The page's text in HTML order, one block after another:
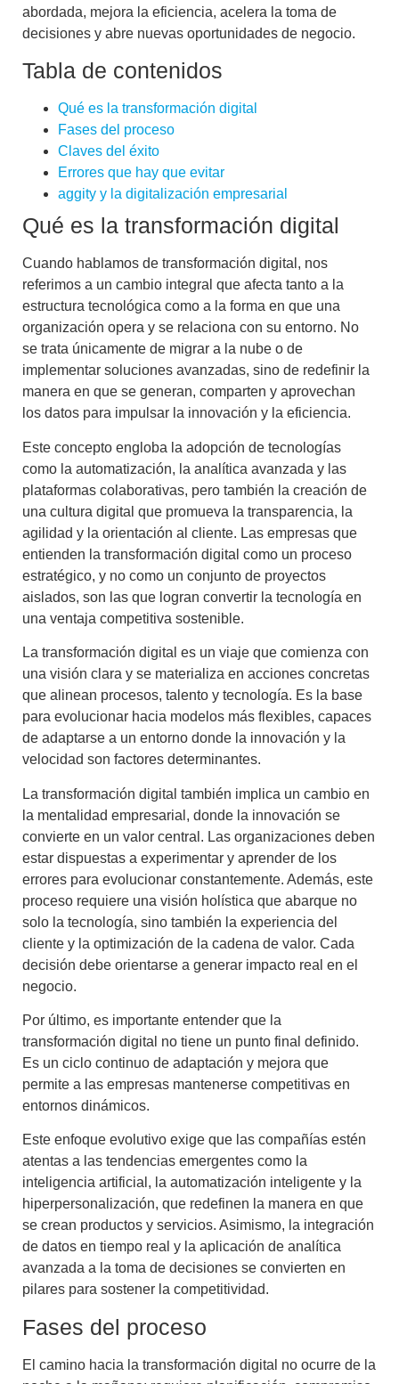
abordada, mejora la eficiencia, acelera la toma de
decisiones y abre nuevas oportunidades de negocio.
Tabla de contenidos
Qué es la transformación digital
Fases del proceso
Claves del éxito
Errores que hay que evitar
aggity y la digitalización empresarial
Qué es la transformación digital
Cuando hablamos de transformación digital, nos
referimos a un cambio integral que afecta tanto a la
estructura tecnológica como a la forma en que una
organización opera y se relaciona con su entorno. No
se trata únicamente de migrar a la nube o de
implementar soluciones avanzadas, sino de redefinir la
manera en que se generan, comparten y aprovechan
los datos para impulsar la innovación y la eficiencia.
Este concepto engloba la adopción de tecnologías
como la automatización, la analítica avanzada y las
plataformas colaborativas, pero también la creación de
una cultura digital que promueva la transparencia, la
agilidad y la orientación al cliente. Las empresas que
entienden la transformación digital como un proceso
estratégico, y no como un conjunto de proyectos
aislados, son las que logran convertir la tecnología en
una ventaja competitiva sostenible.
La transformación digital es un viaje que comienza con
una visión clara y se materializa en acciones concretas
que alinean procesos, talento y tecnología. Es la base
para evolucionar hacia modelos más flexibles, capaces
de adaptarse a un entorno donde la innovación y la
velocidad son factores determinantes.
La transformación digital también implica un cambio en
la mentalidad empresarial, donde la innovación se
convierte en un valor central. Las organizaciones deben
estar dispuestas a experimentar y aprender de los
errores para evolucionar constantemente. Además, este
proceso requiere una visión holística que abarque no
solo la tecnología, sino también la experiencia del
cliente y la optimización de la cadena de valor. Cada
decisión debe orientarse a generar impacto real en el
negocio.
Por último, es importante entender que la
transformación digital no tiene un punto final definido.
Es un ciclo continuo de adaptación y mejora que
permite a las empresas mantenerse competitivas en
entornos dinámicos.
Este enfoque evolutivo exige que las compañías estén
atentas a las tendencias emergentes como la
inteligencia artificial, la automatización inteligente y la
hiperpersonalización, que redefinen la manera en que
se crean productos y servicios. Asimismo, la integración
de datos en tiempo real y la aplicación de analítica
avanzada a la toma de decisiones se convierten en
pilares para sostener la competitividad.
Fases del proceso
El camino hacia la transformación digital no ocurre de la